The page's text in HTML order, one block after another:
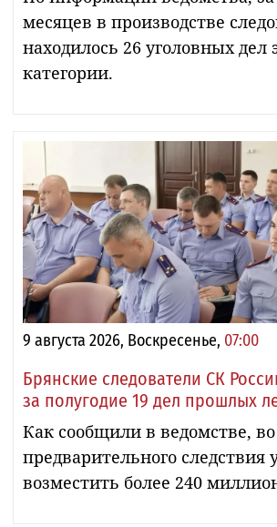
месяцев в производстве
находилось 26 уголовных дел
категории.
9 августа 2026, Воскресенье, 07:00
Брянские следователи СК
за полугодие 19 дел прошлых
Как сообщили в ведомстве,
предварительного следствия
возместить более 240